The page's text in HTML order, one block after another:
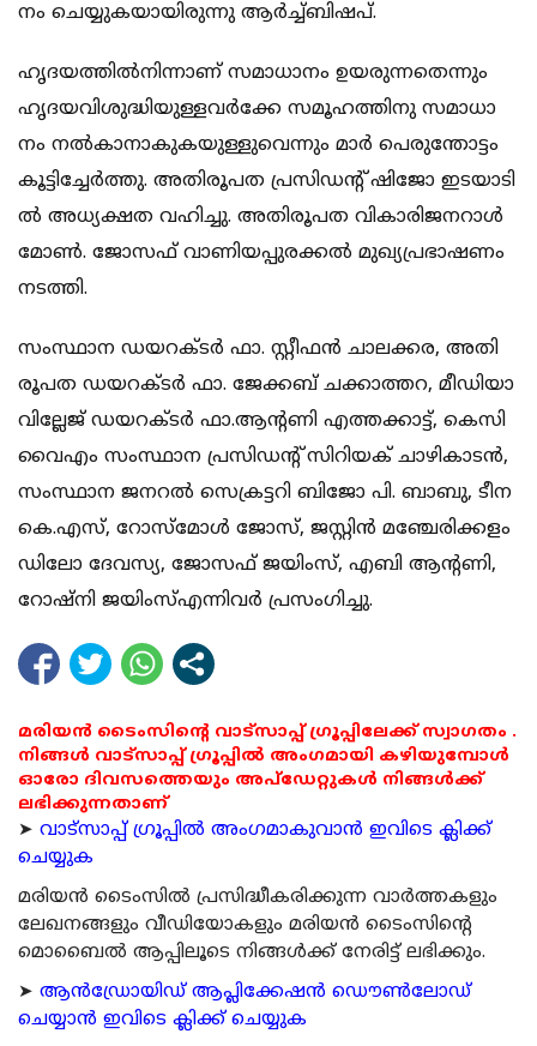
നം ചെ​​യ്യു​​ക​​യാ​​യി​​രു​​ന്നു ആ​​ർ​​ച്ച്ബി​​ഷ​​പ്.
ഹൃ​​ദ​​യ​​ത്തി​​ൽ​നി​​ന്നാ​​ണ് സ​​മാ​​ധാ​​നം ഉ​​യ​​രു​​ന്ന​​തെ​​ന്നും
ഹൃ​​ദ​​യ​​വി​​ശു​​ദ്ധി​​യു​​ള്ള​​വ​​ർ​​ക്കേ സ​​മൂ​​ഹ​​ത്തി​​നു സ​​മാ​​ധാ​​
നം ന​​ൽ​​കാ​​നാ​​കു​​ക​​യു​​ള്ളു​​വെ​​ന്നും മാ​​ർ പെ​​രു​​ന്തോ​​ട്ടം
കൂ​​ട്ടി​​ച്ചേ​​ർ​​ത്തു. അ​​തി​​രൂ​​പ​​ത പ്ര​​സി​​ഡ​​ന്‍റ് ഷി​​ജോ ഇ​​ട​​യാ​​ടി​​
ൽ അ​​ധ്യ​​ക്ഷ​​ത വ​​ഹി​​ച്ചു. അ​​തി​​രൂ​​പ​​ത വി​​കാ​​രി​​ജ​​ന​​റാ​​ൾ
മോ​​ണ്‍.​ ജോ​​സ​​ഫ് വാ​​ണി​​യ​​പ്പു​​ര​​ക്ക​​ൽ മു​​ഖ്യ​​പ്ര​​ഭാ​​ഷ​​ണം
ന​​ട​​ത്തി.
സം​​സ്ഥാ​​ന ഡ​​യ​​റ​​ക്ട​​ർ ഫാ.​ ​സ്റ്റീ​​ഫ​​ൻ ചാ​​ല​​ക്ക​​ര, അ​​തി​​
രൂ​​പ​​ത ഡ​​യ​​റ​​ക്ട​​ർ ഫാ. ​​ജേ​​ക്ക​​ബ് ച​​ക്കാ​​ത്ത​​റ, മീ​​ഡി​​യാ​​
വി​​ല്ലേ​​ജ് ഡ​​യ​​റ​​ക്ട​​ർ ഫാ.​​ആ​​ന്‍റ​​ണി എ​​ത്ത​​ക്കാ​​ട്ട്, കെ​​സി​​
വൈ​​എം സം​​സ്ഥാ​​ന പ്ര​​സി​​ഡ​​ന്‍റ് സി​​റി​​യ​​ക് ചാ​​ഴി​​കാ​​ട​​ൻ,
സം​​സ്ഥാ​​ന ജ​​ന​​റ​​ൽ സെ​​ക്ര​​ട്ട​​റി ബി​​ജോ പി.​ ​ബാ​​ബു, ടീ​​ന
കെ.​​എ​​സ്, റോ​​സ്മോ​​ൾ ജോ​​സ്, ജ​​സ്റ്റി​​ൻ മ​​ഞ്ചേ​​രി​​ക്ക​​ളം
ഡിലോ ദേവസ്യ, ജോസഫ് ജയിംസ്, എബി ആന്‍റണി,
റോഷ്നി ജയിംസ്എ​​ന്നി​​വ​​ർ പ്ര​​സം​​ഗി​​ച്ചു.
മരിയൻ ടൈംസിന്റെ വാട്സാപ്പ് ഗ്രൂപ്പിലേക്ക് സ്വാഗതം .
നിങ്ങൾ വാട്സാപ്പ് ഗ്രൂപ്പിൽ അംഗമായി കഴിയുമ്പോൾ
ഓരോ ദിവസത്തെയും അപ്ഡേറ്റുകൾ നിങ്ങൾക്ക്
ലഭിക്കുന്നതാണ്
➤ വാട്സാപ്പ് ഗ്രൂപ്പിൽ അംഗമാകുവാൻ ഇവിടെ ക്ലിക്ക്
ചെയ്യുക
മരിയന്‍ ടൈംസില്‍ പ്രസിദ്ധീകരിക്കുന്ന വാര്‍ത്തകളും
ലേഖനങ്ങളും വീഡിയോകളും മരിയന്‍ ടൈംസിന്റെ
മൊബൈല്‍ ആപ്പിലൂടെ നിങ്ങള്‍ക്ക് നേരിട്ട് ലഭിക്കും.
➤ ആന്‍ഡ്രോയിഡ് ആപ്ലിക്കേഷന്‍ ഡൌണ്‍ലോഡ്
ചെയ്യാന്‍ ഇവിടെ ക്ലിക്ക് ചെയ്യുക